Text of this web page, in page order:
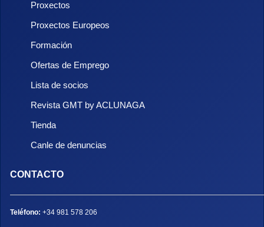
Proxectos
Proxectos Europeos
Formación
Ofertas de Emprego
Lista de socios
Revista GMT by ACLUNAGA
Tienda
Canle de denuncias
CONTACTO
Teléfono: +34 981 578 206